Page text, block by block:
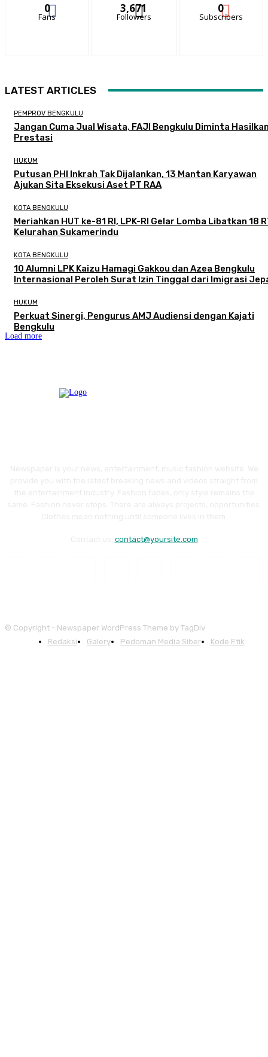
0
Fans
3,671
Followers
0
Subscribers
LATEST ARTICLES
PEMPROV BENGKULU
Jangan Cuma Jual Wisata, FAJI Bengkulu Diminta
Prestasi
HUKUM
Putusan PHI Inkrah Tak Dijalankan, 13 Mantan Karyawan
Ajukan Sita Eksekusi Aset PT RAA
KOTA BENGKULU
Meriahkan HUT ke-81 RI, LPK-RI Gelar Lomba Libatkan 18
Kelurahan Sukamerindu
KOTA BENGKULU
‎10 Alumni LPK Kaizu Hamagi Gakkou dan Azea Bengkulu
Internasional Peroleh Surat Izin Tinggal dari Imigrasi
HUKUM
Perkuat Sinergi, Pengurus AMJ Audiensi dengan Kajati
Bengkulu
Load more
contact@yoursite.com
© Copyright - Newspaper WordPress Theme by TagDiv
Redaksi
Galery Pedoman Media Siber Kode Etik